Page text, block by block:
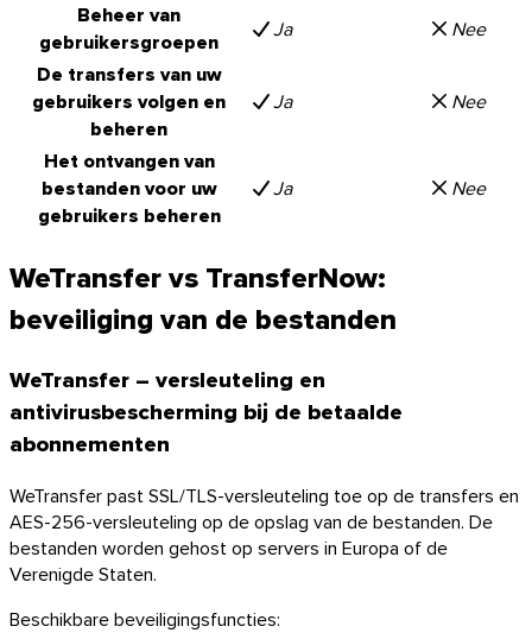
Beheer van
gebruikersgroepen
Ja Nee
De transfers van uw
gebruikers volgen en
beheren
Ja Nee
Het ontvangen van
bestanden voor uw
gebruikers beheren
Ja Nee
WeTransfer vs TransferNow:
beveiliging van de bestanden
WeTransfer – versleuteling en
antivirusbescherming bij de betaalde
abonnementen
WeTransfer past SSL/TLS-versleuteling toe op de transfers en
AES-256-versleuteling op de opslag van de bestanden. De
bestanden worden gehost op servers in Europa of de
Verenigde Staten.
Beschikbare beveiligingsfuncties: